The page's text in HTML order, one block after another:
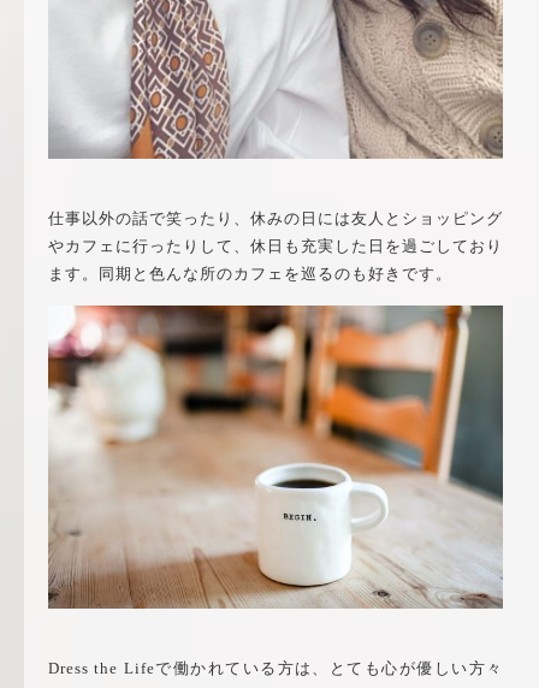
仕事以外の話で笑ったり、休みの日には友人とショッピング
やカフェに行ったりして、休日も充実した日を過ごしており
ます。同期と色んな所のカフェを巡るのも好きです。
Dress the Lifeで働かれている方は、とても心が優しい方々